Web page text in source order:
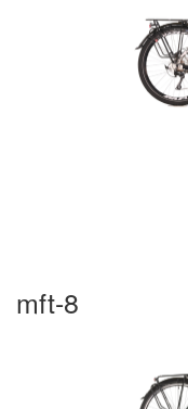
mft-8